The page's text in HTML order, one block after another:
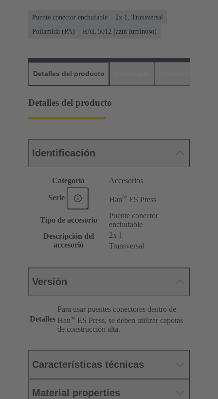
Puente conector enchufable
2x 1, Transversal
Poliamida (PA)
RAL 5012 (azul luminoso)
Detalles del producto
Detalles del producto
Identificación
Categoría Accesorios
Serie Han® ES Press
Tipo de accesorio
Puente conector
enchufable
Descripción del
accesorio
2x 1
Transversal
Versión
Detalles
Para usar puentes conectores dentro de
Han® ES Press, se deben utilizar capotas
de construcción alta.
Características técnicas
Material properties